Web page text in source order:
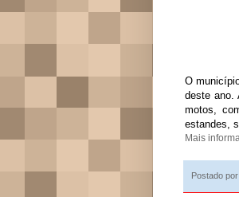
O
deste ano.
motos,
estandes,
Mais
Postado por